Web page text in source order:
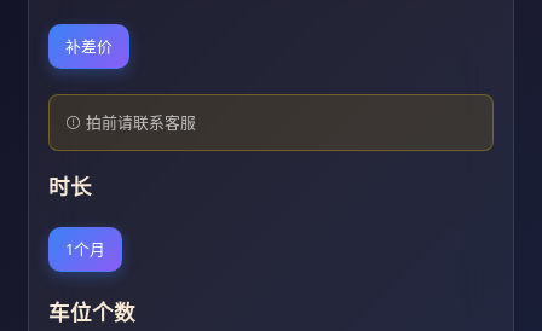
补差价
拍前请联系客服
时长
1个月
车位个数